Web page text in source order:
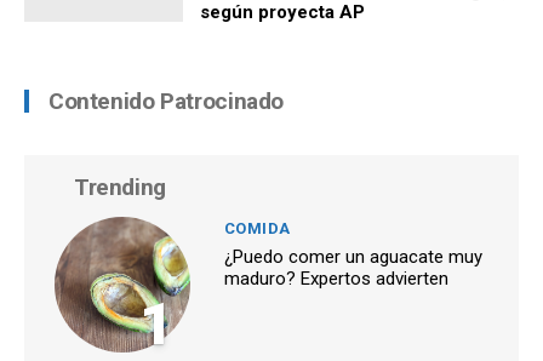
según proyecta AP
Contenido Patrocinado
Trending
1
COMIDA
¿Puedo comer un aguacate muy
maduro? Expertos advierten